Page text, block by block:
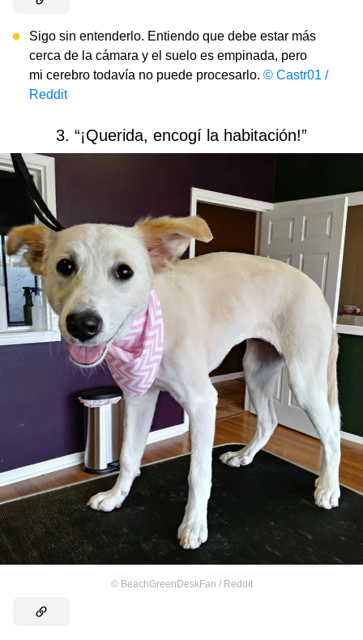
Sigo sin entenderlo. Entiendo que debe estar más
cerca de la cámara y el suelo es empinada, pero
mi cerebro todavía no puede procesarlo. © Castr01 /
Reddit
3. “¡Querida, encogí la habitación!”
© BeachGreenDeskFan / Reddit